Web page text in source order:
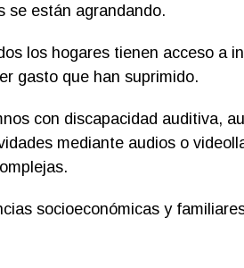
se están agrandando.
los hogares tienen acceso a
gasto que han suprimido.
con discapacidad auditiva,
mediante audios o
socioeconómicas y